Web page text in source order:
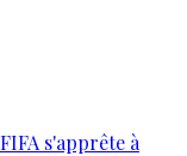
s'apprête à